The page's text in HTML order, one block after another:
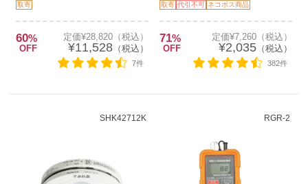
取寄
60%
OFF
定価¥28,820（税込）
¥11,528（税込）
7件
取寄 代引不可 ネコポス商品
71%
OFF
定価¥7,260（税込）
¥2,035（税込）
382件
SHK42712K RGR-2